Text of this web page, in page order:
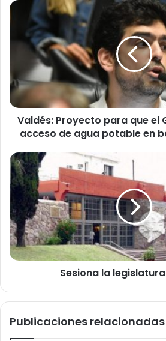
Valdés:
Proyecto
que
GCBA
garantice
el
acceso
de
agua
en
barrios
populares.
Valdés: Proyecto para que el
acceso de agua potable en
Sesiona
la
legislatura
Jujuy
Sesiona la
Publicaciones relacionadas